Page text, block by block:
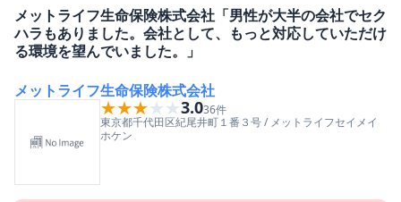
メットライフ生命保険株式会社「男性が大半の会社でセク
ハラもありました。会社として、もっと対応していただけ
る環境を望んでいました。」
メットライフ生命保険株式会社
★★★★★
★★★★★3.036件
東京都千代田区紀尾井町１番３号/ メットライフセイメイ
ホケン